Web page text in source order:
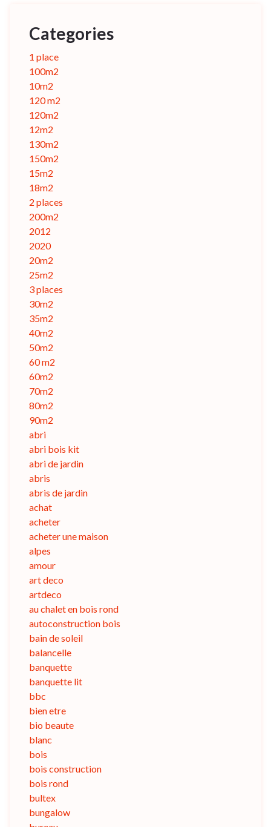
Categories
1 place
100m2
10m2
120 m2
120m2
12m2
130m2
150m2
15m2
18m2
2 places
200m2
2012
2020
20m2
25m2
3 places
30m2
35m2
40m2
50m2
60 m2
60m2
70m2
80m2
90m2
abri
abri bois kit
abri de jardin
abris
abris de jardin
achat
acheter
acheter une maison
alpes
amour
art deco
artdeco
au chalet en bois rond
autoconstruction bois
bain de soleil
balancelle
banquette
banquette lit
bbc
bien etre
bio beaute
blanc
bois
bois construction
bois rond
bultex
bungalow